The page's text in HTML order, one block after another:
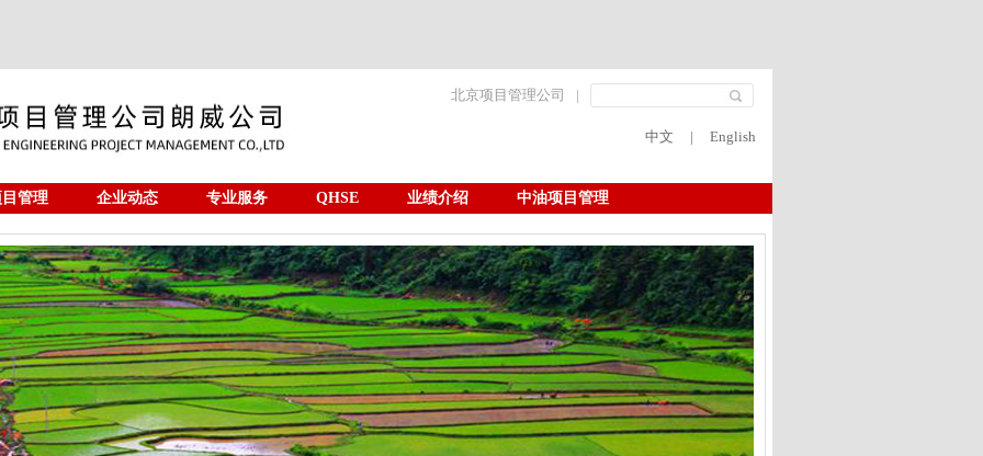
北京项目管理公司 |
中文 | English
管理 企业动态 专业服务 QHSE 业绩介绍 中油项目管理